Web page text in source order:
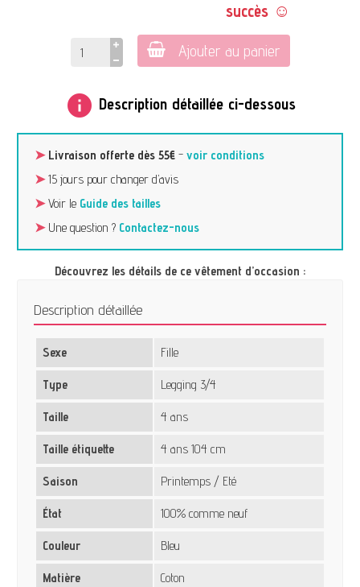
succès ☺
Ajouter au panier
info Description détaillée ci-dessous
➤ Livraison offerte dès 55€ -voir conditions
➤15 jours pour changer d’avis
➤Voir le Guide des tailles
➤Une question ? Contactez-nous
Découvrez les détails de ce vêtement d’occasion :
Description détaillée
Sexe Fille
Type Legging 3/4
Taille 4 ans
Taille étiquette 4 ans 104 cm
Saison Printemps / Eté
État 100% comme neuf
Couleur Bleu
Matière Coton